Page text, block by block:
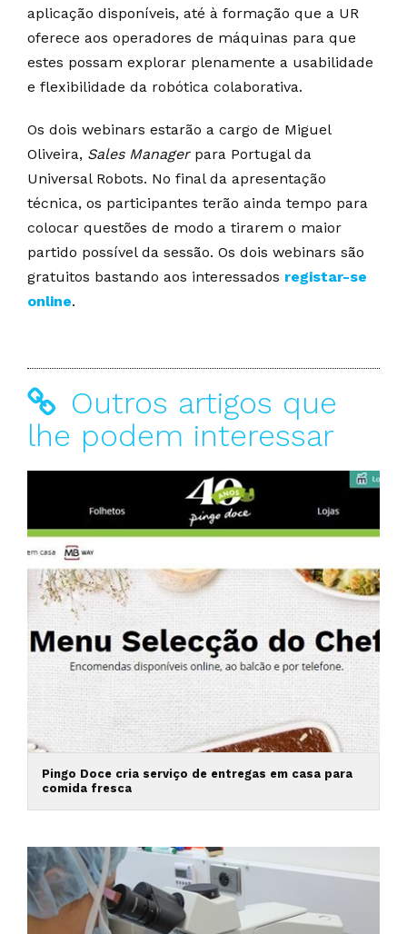
aplicação disponíveis, até à formação que a UR
oferece aos operadores de máquinas para que
estes possam explorar plenamente a usabilidade
e flexibilidade da robótica colaborativa.
Os dois webinars estarão a cargo de Miguel
Oliveira, Sales Managerpara Portugal da
Universal Robots. No final da apresentação
técnica, os participantes terão ainda tempo para
colocar questões de modo a tirarem o maior
partido possível da sessão. Os dois webinars são
gratuitos bastando aos interessados registar-se
online.
Outros artigos que
lhe podem interessar
Pingo Doce cria serviço de entregas em casa para
comida fresca